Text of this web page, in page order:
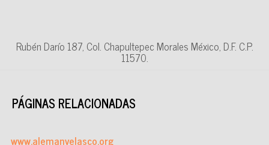
Rubén Darío 187, Col. Chapultepec Morales México, D.F. C.P.
11570.
PÁGINAS RELACIONADAS
www.alemanvelasco.org